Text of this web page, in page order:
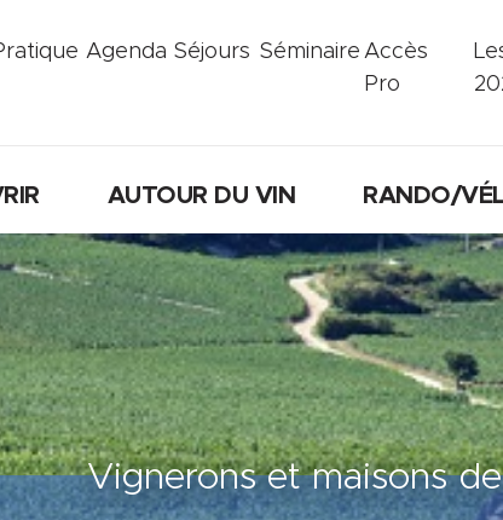
Agenda Séjours Séminaire Accès
Pro
AUTOUR DU VIN RANDO/
Vignerons et maisons